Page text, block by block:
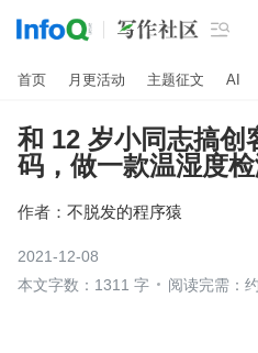

首页 月更活动 主题征文 AI
和 12 岁小同志搞创
码，做一款温湿度
作者： 不脱发的程序猿
2021-12-08
本文字数：1311 字
阅读完需：